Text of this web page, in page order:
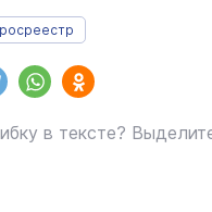
росреестр
в тексте?